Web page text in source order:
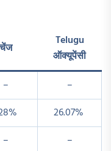
चेंज
Telugu
ऑक्यूपेंसी
–
–
26.07% ​
– –